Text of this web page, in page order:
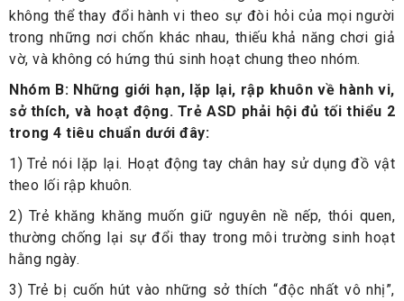
không thể thay đổi hành vi theo sự đòi hỏi của mọi người
trong những nơi chốn khác nhau, thiếu khả năng chơi giả
vờ, và không có hứng thú sinh hoạt chung theo nhóm.
Nhóm B: Những giới hạn, lặp lại, rập khuôn về hành vi,
sở thích, và hoạt động. Trẻ ASD phải hội đủ tối thiểu 2
trong 4 tiêu chuẩn dưới đây:
1) Trẻ nói lặp lại. Hoạt động tay chân hay sử dụng đồ vật
theo lối rập khuôn.
2) Trẻ khăng khăng muốn giữ nguyên nề nếp, thói quen,
thường chống lại sự đổi thay trong môi trường sinh hoạt
hằng ngày.
3) Trẻ bị cuốn hút vào những sở thích “độc nhất vô nhị”,